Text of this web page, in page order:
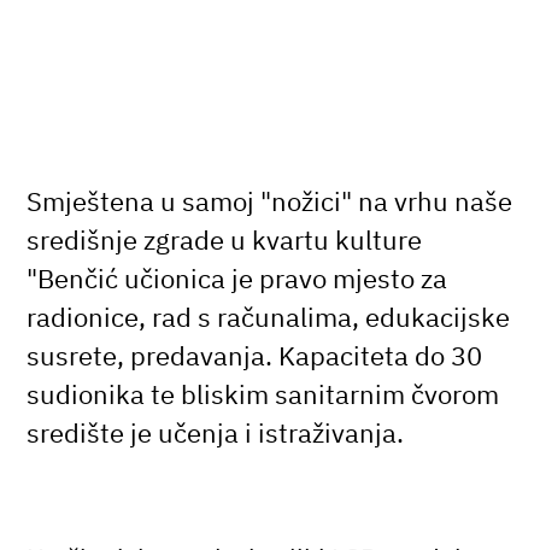
Smještena u samoj "nožici" na vrhu naše
središnje zgrade u kvartu kulture
"Benčić učionica je pravo mjesto za
radionice, rad s računalima, edukacijske
susrete, predavanja. Kapaciteta do 30
sudionika te bliskim sanitarnim čvorom
središte je učenja i istraživanja.